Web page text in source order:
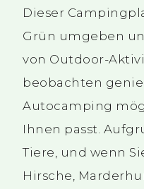
Dieser
Grün umgeben
von Outdoor-
beobachten
Autocamping
Ihnen passt.
Tiere, und wenn
Hirsche,